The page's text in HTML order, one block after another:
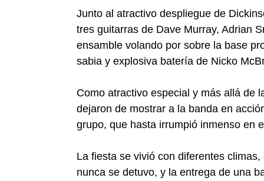
Junto al atractivo despliegue de
tres guitarras de Dave Murray, Adrian
ensamble volando por sobre la base
sabia y explosiva batería de Nicko
Como atractivo especial y más allá de
dejaron de mostrar a la banda en
grupo, que hasta irrumpió inmenso en
La fiesta se vivió con diferentes
nunca se detuvo, y la entrega de una